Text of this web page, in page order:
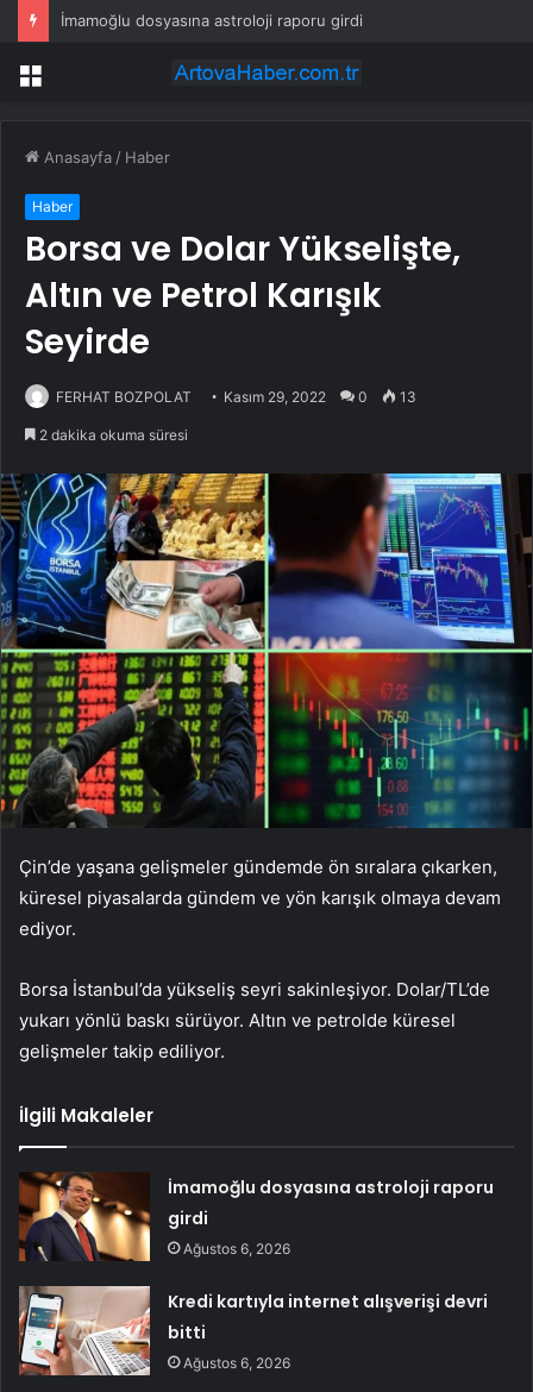
İmamoğlu dosyasına astroloji raporu girdi
Menü
Anasayfa / Haber
Haber
Borsa ve Dolar Yükselişte,
Altın ve Petrol Karışık
Seyirde
FERHAT BOZPOLAT Kasım 29, 2022 0 13
2 dakika okuma süresi
Çin’de yaşana gelişmeler gündemde ön sıralara çıkarken,
küresel piyasalarda gündem ve yön karışık olmaya devam
ediyor.
Borsa İstanbul’da yükseliş seyri sakinleşiyor. Dolar/TL’de
yukarı yönlü baskı sürüyor. Altın ve petrolde küresel
gelişmeler takip ediliyor.
İlgili Makaleler
İmamoğlu dosyasına astroloji raporu
girdi
Ağustos 6, 2026
Kredi kartıyla internet alışverişi devri
bitti
Ağustos 6, 2026